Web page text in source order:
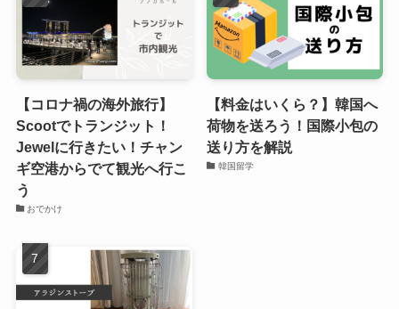
【コロナ禍の海外旅行】
Scootでトランジット！
Jewelに行きたい！チャン
ギ空港からでて観光へ行こ
う
おでかけ
【料金はいくら？】韓国へ
荷物を送ろう！国際小包の
送り方を解説
韓国留学